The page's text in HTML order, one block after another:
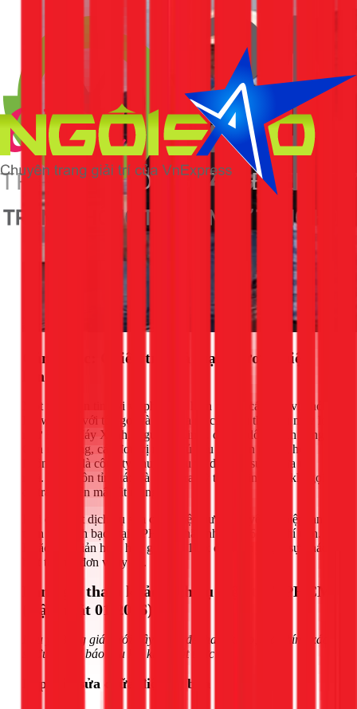
Cảnh giác: Chiêu trò giả mạo thương hiệu
lớn
Một thủ đoạn tinh vi và phổ biến hiện nay là các đơn vị nhỏ lẻ
lập website với tên gọi và logo na ná các siêu thị điện máy lớn
như Điện Máy Xanh, Nguyễn Kim... để lừa dối khách hàng.
Cần nhớ rằng, các đơn vị này chủ yếu bán sản phẩm, họ
không phải là công ty chuyên sâu về dịch vụ sửa chữa tại
nhà. Hãy luôn tỉnh táo và kiểm tra kỹ thông tin trước khi gọi
để tránh "tiền mất tật mang".
Khi cần một dịch vụ sửa chữa điện nước chuyên nghiệp, an
toàn và minh bạch tại TPHCM, hãy nhớ đến 6 tiêu chí trên.
Hoặc đơn giản hơn, hãy gọi cho 1Fix để trải nghiệm sự khác
biệt từ một đơn vị uy tín.
Bảng giá tham khảo dịch vụ điện tại TPHCM
(Cập nhật 01/2026)
Lưu ý: Bảng giá dưới đây dùng để tham khảo, giá chính xác
sẽ được thợ báo sau khi khảo sát thực tế.
Lắp đặt, sửa chữa điện cơ bản